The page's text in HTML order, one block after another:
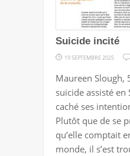
Suicide incité
19 SEPTEMBRE 2025
Maureen Slough,
suicide assisté en
caché ses
Plutôt que de se
qu’elle comptait
monde, il s’est